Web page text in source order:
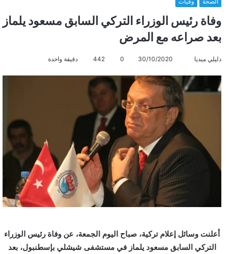
وفاة رئيس الوزراء التركي السابق مسعود يلماز
بعد صراعه مع المرض
دليلي ميديا
س
ل
د
ك
ت
و
30/10/2020
0
442 دقيقة واحدة
أعلنت وسائل إعلام تركية، صباح اليوم الجمعة، عن وفاة رئيس الوزراء
التركي السابق مسعود يلماز في مستشفى شيشلي بإسطنبول، بعد